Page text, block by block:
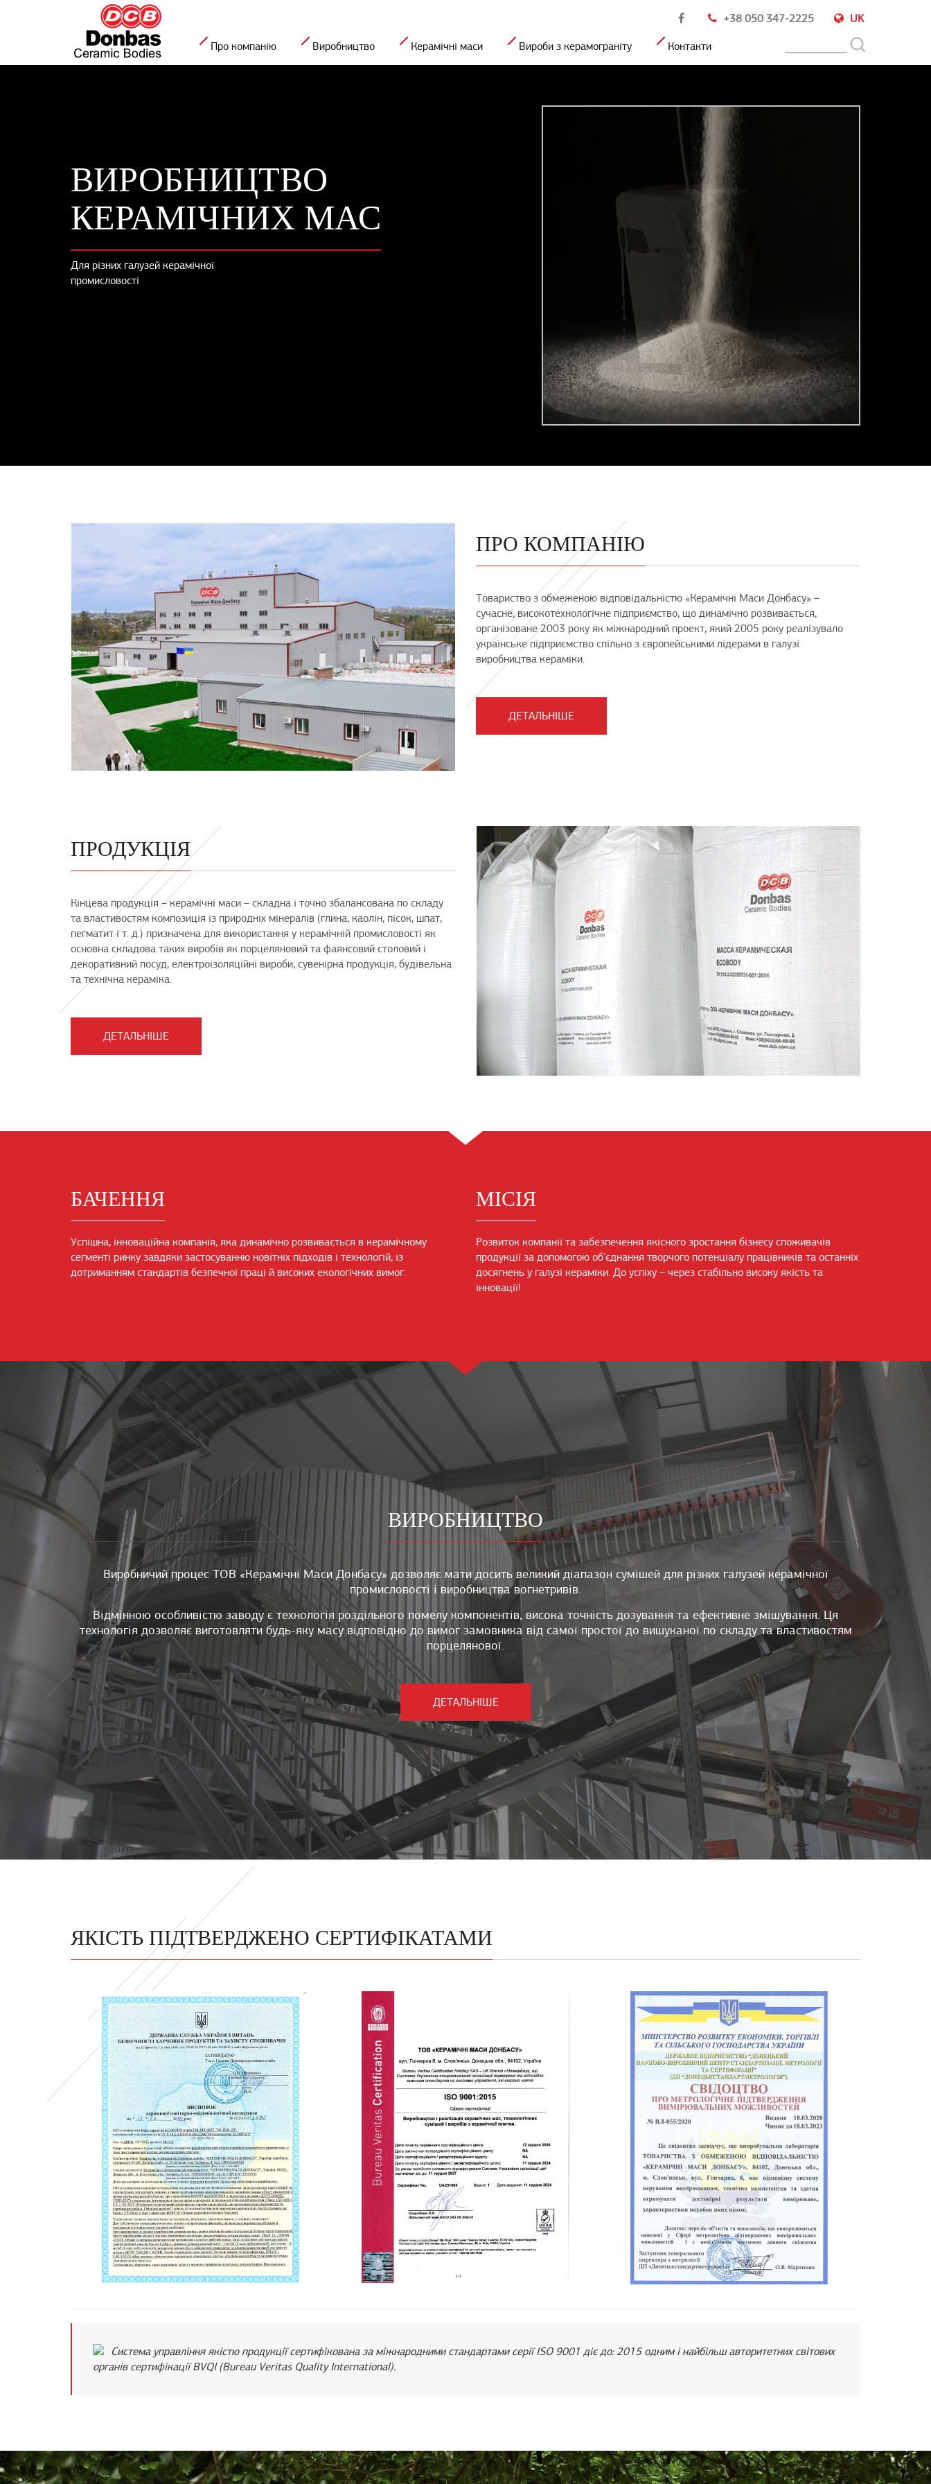
+38 050 347-2225
UK
Про компанію
Виробництво Керамічні маси Вироби з керамограніту Контакти
ВИРОБНИЦТВО
КЕРАМІЧНИХ МАС
Для різних галузей керамічної
промисловості
ПРО КОМПАНІЮ
Товариство з обмеженою відповідальністю «Керамічні Маси Донбасу» –
сучасне, високотехнологічне підприємство, що динамічно розвивається,
організоване 2003 року як міжнародний проект, який 2005 року реалізувало
українське підприємство спільно з європейськими лідерами в галузі
виробництва кераміки.
ДЕТАЛЬНІШЕ
ПРОДУКЦІЯ
Кінцева продукція – керамічні маси – складна і точно збалансована по складу
та властивостям композиція із природніх мінералів (глина, каолін, пісок, шпат,
пегматит і т. д.) призначена для використання у керамічній промисловості як
основна складова таких виробів як порцеляновий та фаянсовий столовий і
декоративний посуд, електроізоляційні вироби, сувенірна продукція, будівельна
та технічна кераміка.
ДЕТАЛЬНІШЕ
БАЧЕННЯ
Успішна, інноваційна компанія, яка динамічно розвивається в керамічному
сегменті ринку завдяки застосуванню новітніх підходів і технологій, із
дотриманням стандартів безпечної праці й високих екологічних вимог.
МІСІЯ
Розвиток компанії та забезпечення якісного зростання бізнесу споживачів
продукції за допомогою об'єднання творчого потенціалу працівників та останніх
досягнень у галузі кераміки. До успіху – через стабільно високу якість та
інновації!
ВИРОБНИЦТВО
Виробничий процес ТОВ «Керамічні Маси Донбасу» дозволяє мати досить великий діапазон сумішей для різних галузей керамічної
промисловості і виробництва вогнетривів.
Відмінною особливістю заводу є технологія роздільного помелу компонентів, висока точність дозування та ефективне змішування. Ця
технологія дозволяє виготовляти будь-яку масу відповідно до вимог замовника від самої простої до вишуканої по складу та властивостям
порцелянової.
ДЕТАЛЬНІШЕ
ЯКІСТЬ ПІДТВЕРДЖЕНО СЕРТИФІКАТАМИ
Система управління якістю продукції сертифікована за міжнародними стандартами серії ISO 9001 діє до: 2015 одним і найбільш авторитетних світових
органів сертифікації BVQI (Bureau Veritas Quality International).